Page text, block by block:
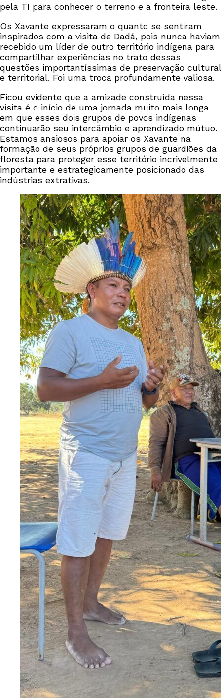
pela TI para conhecer o terreno e a fronteira leste.
Os Xavante expressaram o quanto se sentiram
inspirados com a visita de Dadá, pois nunca haviam
recebido um líder de outro território indígena para
compartilhar experiências no trato dessas
questões importantíssimas de preservação cultural
e territorial. Foi uma troca profundamente valiosa.
Ficou evidente que a amizade construída nessa
visita é o início de uma jornada muito mais longa
em que esses dois grupos de povos indígenas
continuarão seu intercâmbio e aprendizado mútuo.
Estamos ansiosos para apoiar os Xavante na
formação de seus próprios grupos de guardiões da
floresta para proteger esse território incrivelmente
importante e estrategicamente posicionado das
indústrias extrativas.